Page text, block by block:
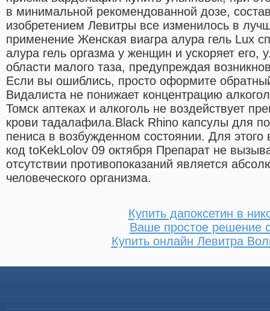
в минимальной рекомендованной дозе,
изобретением Левитры все изменилось в
применение Женская виагра алура гель Lux
алура гель оргазма у женщин и ускоряет его,
области малого таза, предупреждая
Если вы ошиблись, просто оформите
Видалиста не понижает концентрацию
Томск аптеках и алкоголь не воздействует
крови тадалафила.Black Rhino капсулы для
пениса в возбужденном состоянии. Для
код toKekLolov 09 октября Препарат не
отсутствии противопоказаний является
человеческого организма.
Купить дапоксетин в
Ваше простое решение
Купить онлайн Левитра